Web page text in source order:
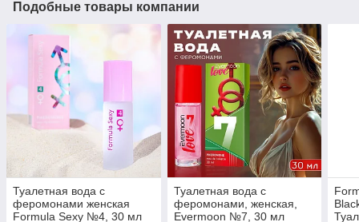
Подобные товары компании
Туалетная вода с
феромонами женская
Formula Sexy №4, 30 мл
Туалетная вода с
феромонами, женская,
Evermoon №7, 30 мл